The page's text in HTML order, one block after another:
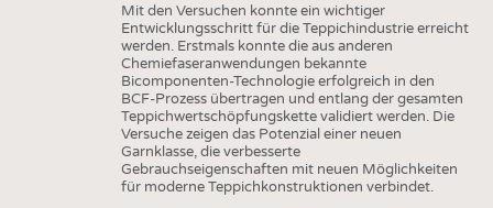
ADRESSEN & LINKS
PUBLIKATIONEN
BRANCHENTERMINE
Mit den Versuchen konnte ein wichtiger
Entwicklungsschritt für die Teppichindustrie erreicht
werden. Erstmals konnte die aus anderen
Chemiefaseranwendungen bekannte
Bicomponenten-Technologie erfolgreich in den
BCF-Prozess übertragen und entlang der gesamten
Teppichwertschöpfungskette validiert werden. Die
Versuche zeigen das Potenzial einer neuen
Garnklasse, die verbesserte
Gebrauchseigenschaften mit neuen Möglichkeiten
für moderne Teppichkonstruktionen verbindet.